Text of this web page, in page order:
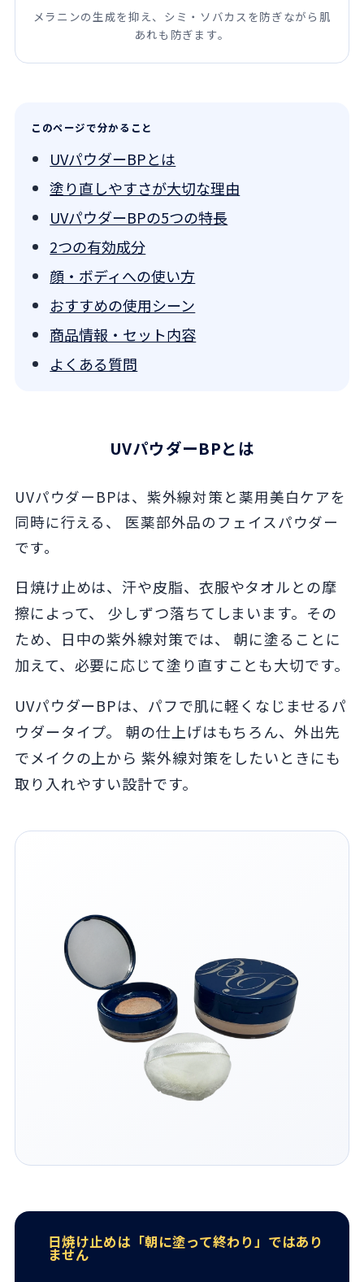
メラニンの生成を抑え、シミ・ソバカスを防ぎながら肌
あれも防ぎます。
このページで分かること
UVパウダーBPとは
塗り直しやすさが大切な理由
UVパウダーBPの5つの特長
2つの有効成分
顔・ボディへの使い方
おすすめの使用シーン
商品情報・セット内容
よくある質問
UVパウダーBPとは
UVパウダーBPは、紫外線対策と薬用美白ケアを
同時に行える、 医薬部外品のフェイスパウダー
です。
日焼け止めは、汗や皮脂、衣服やタオルとの摩
擦によって、 少しずつ落ちてしまいます。その
ため、日中の紫外線対策では、 朝に塗ることに
加えて、必要に応じて塗り直すことも大切です。
UVパウダーBPは、パフで肌に軽くなじませるパ
ウダータイプ。 朝の仕上げはもちろん、外出先
でメイクの上から 紫外線対策をしたいときにも
取り入れやすい設計です。
日焼け止めは「朝に塗って終わり」ではあり
ません